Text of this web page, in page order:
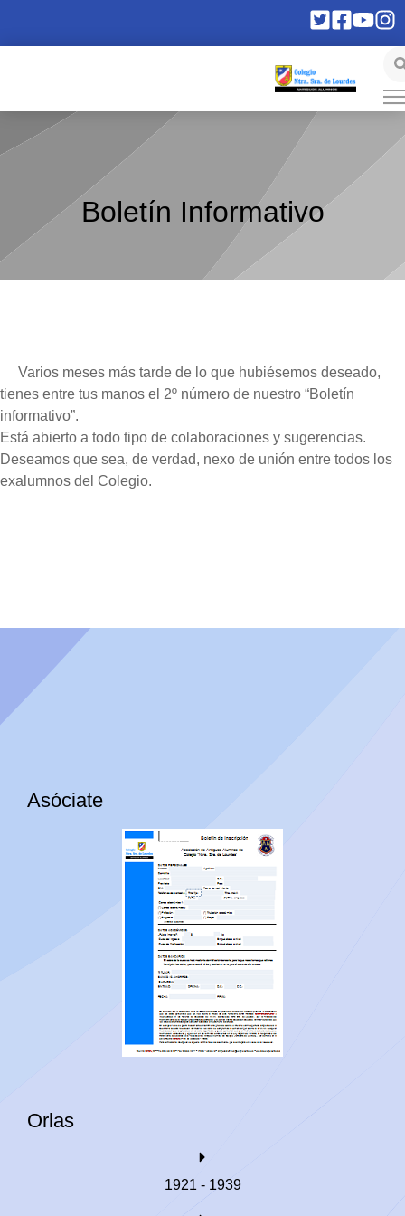
Boletín Informativo
Varios meses más tarde de lo que hubiésemos deseado,
tienes entre tus manos el 2º número de nuestro “Boletín
informativo”.
Está abierto a todo tipo de colaboraciones y sugerencias.
Deseamos que sea, de verdad, nexo de unión entre todos los
exalumnos del Colegio.
Asóciate
Orlas
1921 - 1939